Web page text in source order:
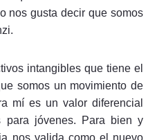
nos gusta decir que somos
intangibles que tiene el
somos un movimiento de
mí es un valor diferencial
para jóvenes. Para bien y
nos valida como el nuevo